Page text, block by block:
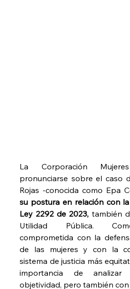
La Corporación
pronunciarse sobre el caso
Rojas -conocida como Epa
su postura en relación con
Ley 2292 de 2023, también
Utilidad Pública.
comprometida con la
de las mujeres y con la
sistema de justicia más
importancia de
objetividad, pero también